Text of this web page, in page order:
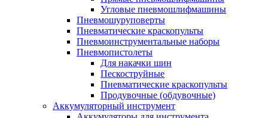
Угловые пневмошлифмашины
Пневмошуруповерты
Пневматические краскопульты
Пневмоинструментальные наборы
Пневмопистолеты
Для накачки шин
Пескоструйные
Пневматические краскопульты
Продувочные (обдувочные)
Аккумуляторный инструмент